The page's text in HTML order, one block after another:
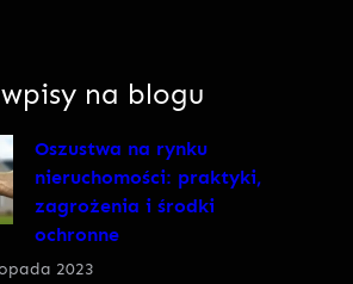
na blogu
Oszustwa na rynku
nieruchomości: praktyki,
zagrożenia i środki
ochronne
2023